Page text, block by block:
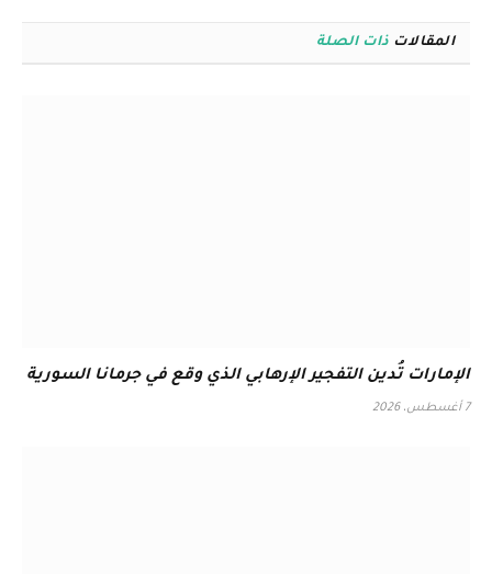
المقالات ذات الصلة
الإمارات تُدين التفجير الإرهابي الذي وقع في جرمانا السورية
7 أغسطس، 2026